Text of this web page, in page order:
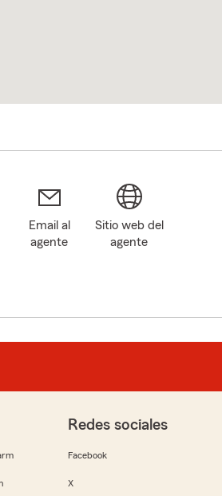
Email al
agente
Sitio web del
agente
Redes sociales
Facebook
X